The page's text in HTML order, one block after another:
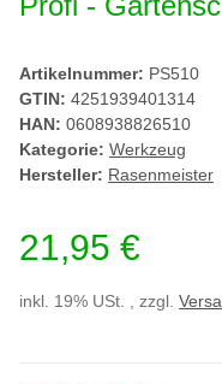
Artikelnummer: PS510
GTIN: 4251939401314
HAN: 0608938826510
Kategorie: Werkzeug
Hersteller: Rasenmeister
21,95 €
inkl. 19% USt. , zzgl.